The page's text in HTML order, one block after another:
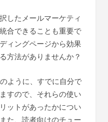
したメールマーケティ
合できることも重要で
ィングページから効果
方法がありませんか？
ように、すでに自分で
すので、それらの使い
ットがあったかについ